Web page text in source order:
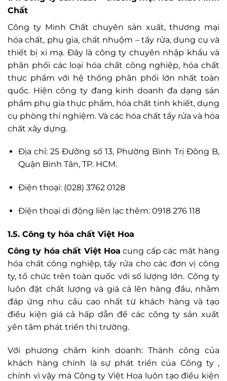
Chất
Công ty Minh Chất chuyên sản xuất, thương mại
hóa chất, phụ gia, chất nhuộm – tẩy rửa, dụng cụ và
thiết bị xi mạ. Đây là công ty chuyên nhập khẩu và
phân phối các loại hóa chất công nghiệp, hóa chất
thực phẩm với hệ thống phân phối lớn nhất toàn
quốc. Hiện công ty đang kinh doanh đa dạng sản
phẩm phụ gia thực phẩm, hóa chất tinh khiết, dụng
cụ phòng thí nghiệm. Và các hóa chất tẩy rửa và hóa
chất xây dựng.
Địa chỉ: 25 Đường số 13, Phường Bình Trị Đông B,
Quận Bình Tân, TP. HCM.
Điện thoại: (028) 3762 0128
Điện thoại di động liên lạc thêm: 0918 276 118
1.5. Công ty hóa chất Việt Hoa
Công ty hóa chất Việt Hoa cung cấp các mặt hàng
hóa chất công nghiệp, tẩy rửa cho các đơn vị công
ty, tổ chức trên toàn quốc với số lượng lớn. Công ty
luôn đặt chất lượng và giá cả lên hàng đầu, nhằm
đáp ứng nhu cầu cao nhất từ khách hàng và tạo
điều kiện giá cả hấp dẫn để các công ty sản xuất
yên tâm phát triển thị trường.
Với phương châm kinh doanh: Thành công của
khách hàng chính là sự phát triển của Công ty ,
chính vì vậy mà Công ty Việt Hoa luôn tạo điều kiện